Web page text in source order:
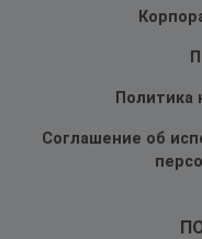
Политика
Соглашение об